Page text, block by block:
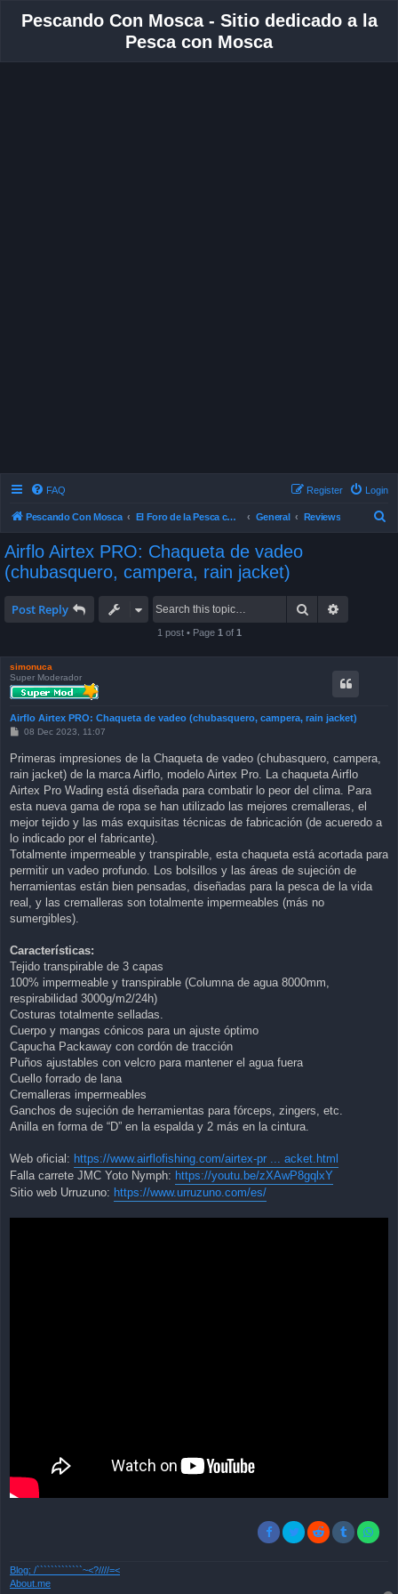
Pescando Con Mosca - Sitio dedicado a la
Pesca con Mosca
FAQ Login
Register
Pescando Con Mosca El Foro de la Pesca con Mosca en Chile General Reviews
Airflo Airtex PRO: Chaqueta de vadeo
(chubasquero, campera, rain jacket)
Post Reply Search
1 post • Page 1 of 1
simonuca
Super Moderador
Airflo Airtex PRO: Chaqueta de vadeo (chubasquero, campera, rain jacket)
P
s
t
08 Dec 2023, 11:07
Primeras impresiones de la Chaqueta de vadeo (chubasquero, campera,
rain jacket) de la marca Airflo, modelo Airtex Pro. La chaqueta Airflo
Airtex Pro Wading está diseñada para combatir lo peor del clima. Para
esta nueva gama de ropa se han utilizado las mejores cremalleras, el
mejor tejido y las más exquisitas técnicas de fabricación (de acueredo a
lo indicado por el fabricante).
Totalmente impermeable y transpirable, esta chaqueta está acortada para
permitir un vadeo profundo. Los bolsillos y las áreas de sujeción de
herramientas están bien pensadas, diseñadas para la pesca de la vida
real, y las cremalleras son totalmente impermeables (más no
sumergibles).
Características:
Tejido transpirable de 3 capas
100% impermeable y transpirable (Columna de agua 8000mm,
respirabilidad 3000g/m2/24h)
Costuras totalmente selladas.
Cuerpo y mangas cónicos para un ajuste óptimo
Capucha Packaway con cordón de tracción
Puños ajustables con velcro para mantener el agua fuera
Cuello forrado de lana
Cremalleras impermeables
Ganchos de sujeción de herramientas para fórceps, zingers, etc.
Anilla en forma de “D” en la espalda y 2 más en la cintura.
Web oficial: https://www.airflofishing.com/airtex-pr ... acket.html
Falla carrete JMC Yoto Nymph: https://youtu.be/zXAwP8gqlxY
Sitio web Urruzuno: https://www.urruzuno.com/es/
Blog: /`````````````~<?////=<
About.me